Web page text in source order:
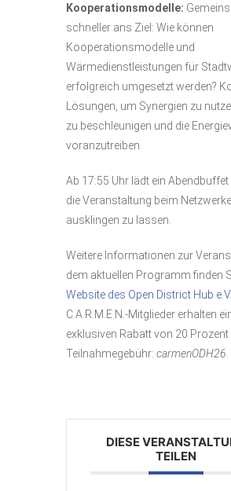
Kooperationsmodelle:
schneller ans Ziel: Wie können
Kooperationsmodelle und
Wärmedienstleistungen für
erfolgreich umgesetzt werden?
Lösungen, um Synergien zu
zu beschleunigen und die
voranzutreiben.
Ab 17:55 Uhr lädt ein Abendbuffet
die Veranstaltung beim
ausklingen zu lassen.
Weitere Informationen zur
dem aktuellen Programm finden
Website des Open District Hub
C.A.R.M.E.N.-Mitglieder erhalten
exklusiven Rabatt von 20
Teilnahmegebühr: carmenODH26
DIESE
TEILEN